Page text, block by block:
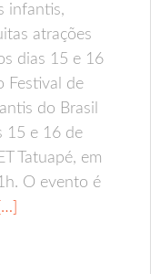
infantis,
atrações
dias 15 e 16
Festival de
do Brasil
15 e 16 de
Tatuapé, em
O evento é
[…]